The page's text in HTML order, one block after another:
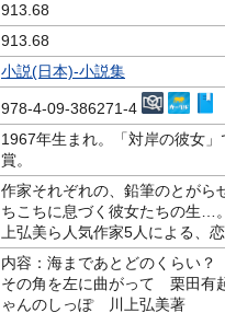
913.68
913.68
小説(日本)-小説集
978-4-09-386271-4
1967年生まれ。「対岸の彼女
賞。
作家それぞれの、鉛筆のとがら
ちこちに息づく彼女たちの生…
上弘美ら人気作家5人による、
内容：海まであとどのくらい
その角を左に曲がって 栗田
ゃんのしっぽ 川上弘美著